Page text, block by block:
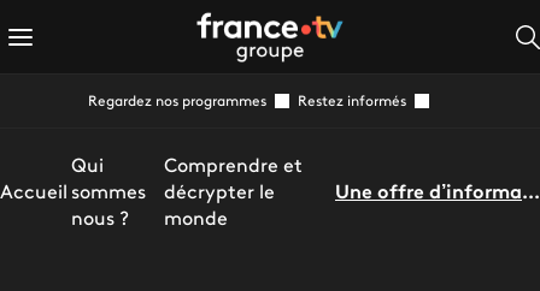
Regardez nos programmes Restez informés
Accueil
Qui
sommes
nous ?
Comprendre et
décrypter le
monde
Une offre d’information ouverte au débat et mobilisée contre la désinformation